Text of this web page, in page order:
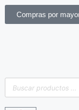
Compras por